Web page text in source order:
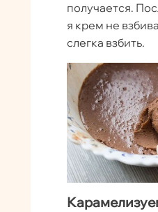
получается.
я крем не
слегка взбить.